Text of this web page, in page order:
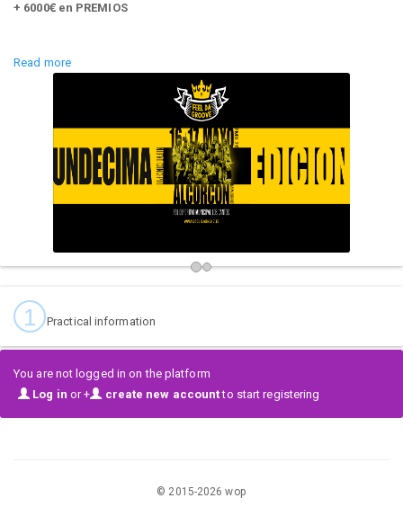
+ 6000€ en PREMIOS
Read more
1 Practical information
You are not logged in on the platform
Log in or + create new accountto start registering
© 2015-2026 wop